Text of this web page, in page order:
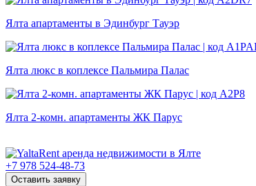
Ялта апартаменты в Эдинбург Тауэр
Ялта люкс в коплексе Пальмира Палас
Ялта 2-комн. апартаменты ЖК Парус
+7 978 524-48-73
Оставить заявку